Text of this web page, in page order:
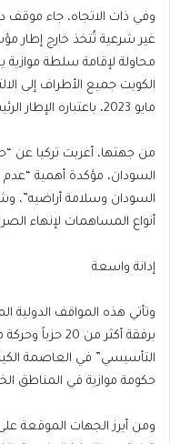
وفي ذات الاتجاه، جاء موقف
غير شرعية تُتخذ خارج إطار
محاولة لإقامة سلطة موازية
الكويت جميع الأطراف إلى
مايو 2023، باعتباره الإطار الرئيسي لحل الأزمة السودانية.
من جهتها، أعربت تركيا عن
السودان، مؤكدة أهمية
السودان وسلامة أراضيه”،
أنواع المساهمات لإنهاء
إدانة واسعة
وتأتي هذه المواقف الدولية
برفقة أكثر من
التأسيسي” في العاصمة
حكومة موازية في المناطق
ومن أبرز الجهات الموقعة